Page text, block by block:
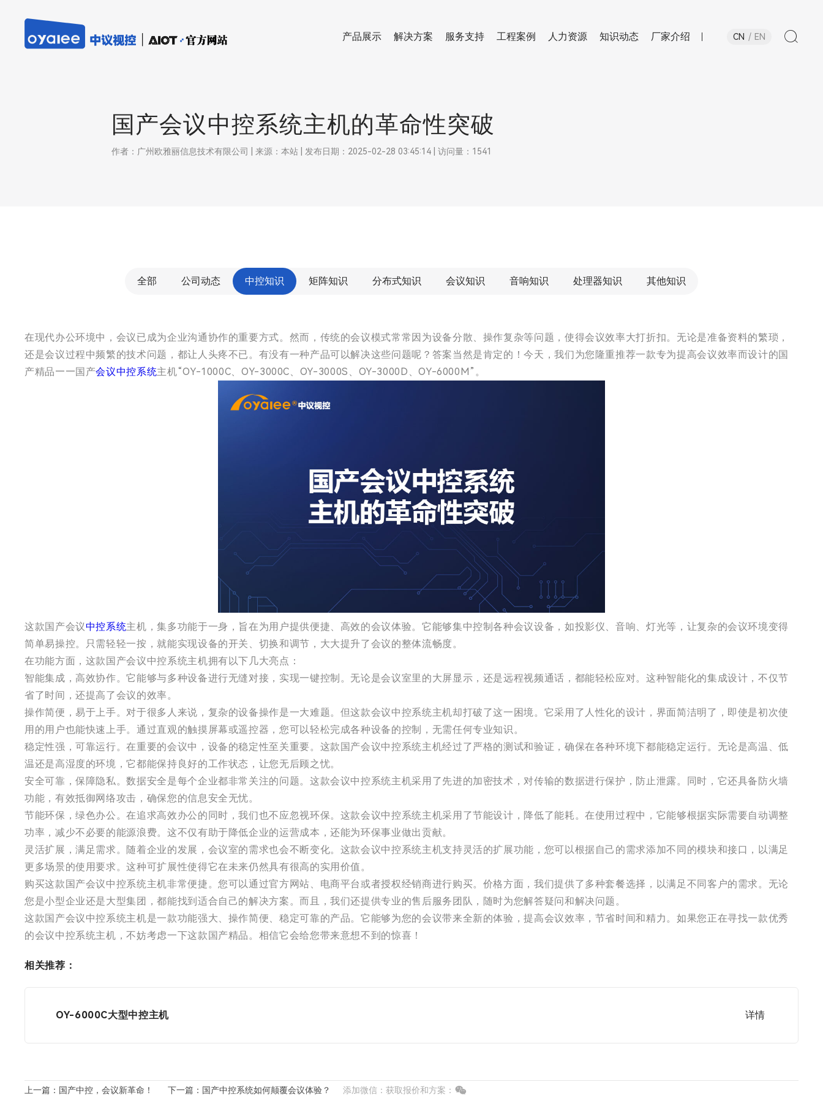
产品展示 解决方案 服务支持 工程案例 人力资源 知识动态 厂家介绍 CN EN
国产会议中控系统主机的革命性突破
作者：广州欧雅丽信息技术有限公司 | 来源：本站 | 发布日期：2025-02-28 03:45:14 | 访问量：1541
全部 公司动态 中控知识 矩阵知识 分布式知识 会议知识 音响知识 处理器知识 其他知识
在现代办公环境中，会议已成为企业沟通协作的重要方式。然而，传统的会议模式常常因为设备分散、操作复杂等问题，使得会议效率大打折扣。无论是准备资料的繁琐，
还是会议过程中频繁的技术问题，都让人头疼不已。有没有一种产品可以解决这些问题呢？答案当然是肯定的！今天，我们为您隆重推荐一款专为提高会议效率而设计的国
产精品——国产会议中控系统主机“OY-1000C、OY-3000C、OY-3000S、OY-3000D、OY-6000M”。
这款国产会议中控系统主机，集多功能于一身，旨在为用户提供便捷、高效的会议体验。它能够集中控制各种会议设备，如投影仪、音响、灯光等，让复杂的会议环境变得
简单易操控。只需轻轻一按，就能实现设备的开关、切换和调节，大大提升了会议的整体流畅度。
在功能方面，这款国产会议中控系统主机拥有以下几大亮点：
智能集成，高效协作。它能够与多种设备进行无缝对接，实现一键控制。无论是会议室里的大屏显示，还是远程视频通话，都能轻松应对。这种智能化的集成设计，不仅节
省了时间，还提高了会议的效率。
操作简便，易于上手。对于很多人来说，复杂的设备操作是一大难题。但这款会议中控系统主机却打破了这一困境。它采用了人性化的设计，界面简洁明了，即使是初次使
用的用户也能快速上手。通过直观的触摸屏幕或遥控器，您可以轻松完成各种设备的控制，无需任何专业知识。
稳定性强，可靠运行。在重要的会议中，设备的稳定性至关重要。这款国产会议中控系统主机经过了严格的测试和验证，确保在各种环境下都能稳定运行。无论是高温、低
温还是高湿度的环境，它都能保持良好的工作状态，让您无后顾之忧。
安全可靠，保障隐私。数据安全是每个企业都非常关注的问题。这款会议中控系统主机采用了先进的加密技术，对传输的数据进行保护，防止泄露。同时，它还具备防火墙
功能，有效抵御网络攻击，确保您的信息安全无忧。
节能环保，绿色办公。在追求高效办公的同时，我们也不应忽视环保。这款会议中控系统主机采用了节能设计，降低了能耗。在使用过程中，它能够根据实际需要自动调整
功率，减少不必要的能源浪费。这不仅有助于降低企业的运营成本，还能为环保事业做出贡献。
灵活扩展，满足需求。随着企业的发展，会议室的需求也会不断变化。这款会议中控系统主机支持灵活的扩展功能，您可以根据自己的需求添加不同的模块和接口，以满足
更多场景的使用要求。这种可扩展性使得它在未来仍然具有很高的实用价值。
购买这款国产会议中控系统主机非常便捷。您可以通过官方网站、电商平台或者授权经销商进行购买。价格方面，我们提供了多种套餐选择，以满足不同客户的需求。无论
您是小型企业还是大型集团，都能找到适合自己的解决方案。而且，我们还提供专业的售后服务团队，随时为您解答疑问和解决问题。
这款国产会议中控系统主机是一款功能强大、操作简便、稳定可靠的产品。它能够为您的会议带来全新的体验，提高会议效率，节省时间和精力。如果您正在寻找一款优秀
的会议中控系统主机，不妨考虑一下这款国产精品。相信它会给您带来意想不到的惊喜！
相关推荐：
OY-6000C大型中控主机
上一篇：国产中控，会议新革命！ 下一篇：国产中控系统如何颠覆会议体验？ 添加微信：获取报价和方案：